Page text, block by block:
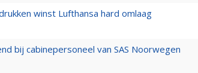
winst Lufthansa hard omlaag
bij cabinepersoneel van SAS Noorwegen